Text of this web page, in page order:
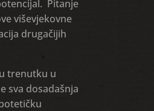
Pitanje
viševjekovne
drugačijih
trenutku u
sva dosadašnja